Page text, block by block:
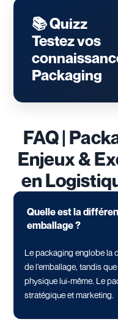
📚 Quizz
Testez vos
Packaging
FAQ |
Enjeux &
en
Quelle est la
emballage ?
Le packaging englobe la
de l'emballage, tandis
physique lui-même. Le
stratégique et marketing.